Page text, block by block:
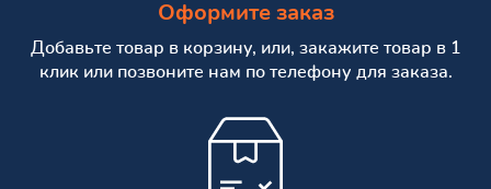
Оформите заказ
Добавьте товар в корзину, или, закажите товар в 1
клик или позвоните нам по телефону для заказа.